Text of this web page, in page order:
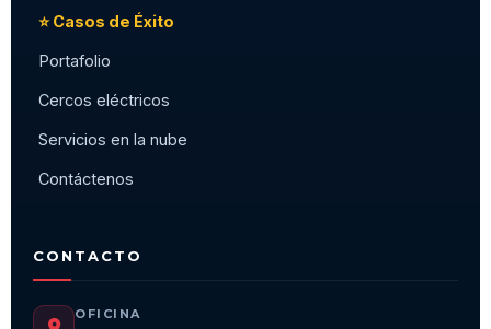
⭐ Casos de Éxito
Portafolio
Cercos eléctricos
Servicios en la nube
Contáctenos
CONTACTO
OFICINA